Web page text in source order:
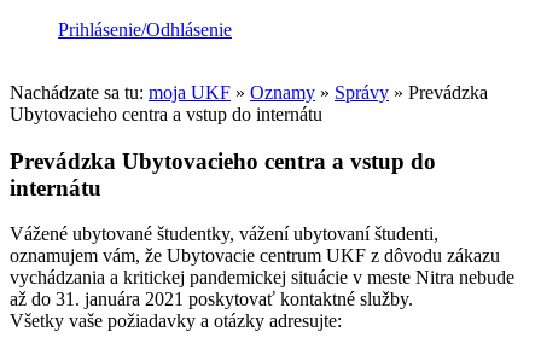
Prihlásenie/Odhlásenie
Nachádzate sa tu: moja UKF » Oznamy » Správy » Prevádzka
Ubytovacieho centra a vstup do internátu
Prevádzka Ubytovacieho centra a vstup do
internátu
Vážené ubytované študentky, vážení ubytovaní študenti,
oznamujem vám, že Ubytovacie centrum UKF z dôvodu zákazu
vychádzania a kritickej pandemickej situácie v meste Nitra nebude
až do 31. januára 2021 poskytovať kontaktné služby.
Všetky vaše požiadavky a otázky adresujte: